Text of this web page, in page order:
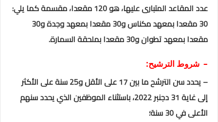
عدد المقاعد المتبارى عليها، هو 120 مقعدا، مقسمة كما يلي:
30 مقعدا بمعهد مكناس و30 مقعدا بمعهد وجدة و30
مقعدا بمعهد تطوان و30 مقعدا بملحقة السمارة.
– شروط الترشيح:
– يحدد سن الترشح ما بين 17 على الأقل و25 سنة على الأكثر
إلى غاية 31 دجنبر 2022، باستثناء الموظفين الذي يحدد سنهم
الأعلى في 30 سنة؛